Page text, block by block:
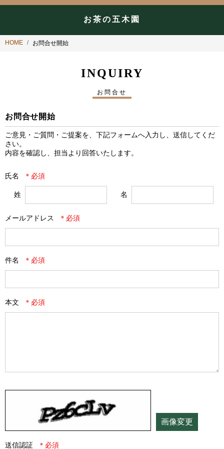
お茶の五木園
HOME お問合せ開始
INQUIRY
お問合せ
お問合せ開始
ご意見・ご質問・ご提案を、下記フォームへ入力し、送信してくだ
さい。
内容を確認し、担当より回答いたします。
氏名
姓 名
メールアドレス
件名
本文
画像変更
送信認証